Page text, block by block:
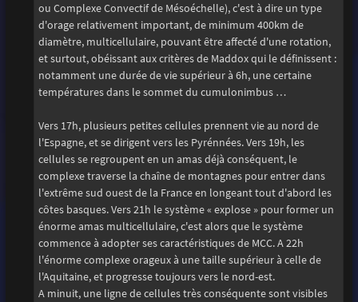
ou Complexe Convectif de Mésoéchelle), c'est à dire un type
d'orage relativement important, de minimum 400km de
diamètre, multicellulaire, pouvant être affecté d'une rotation,
et surtout, obéissant aux critères de Maddox qui le définissent :
notamment une durée de vie supérieur à 6h, une certaine
températures dans le sommet du cumulonimbus …
Vers 17h, plusieurs petites cellules prennent vie au nord de
l'Espagne, et se dirigent vers les Pyrénnées. Vers 19h, les
cellules se regroupent en un amas déjà conséquent, le
complexe traverse la chaîne de montagnes pour entrer dans
l'extrême sud ouest de la France en longeant tout d'abord les
côtes basques. Vers 21h le système « explose » pour former un
énorme amas multicellulaire, c'est alors que le système
commence à adopter ses caractéristiques de MCC. A 22h
l'énorme complexe orageux à une taille supérieur à celle de
l'Aquitaine, et progresse toujours vers le nord-est.
A minuit, une ligne de cellules très conséquente sont visibles